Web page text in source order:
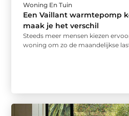
Woning En Tuin
Een Vaillant warmtepomp
maak je het verschil
Steeds meer mensen kiezen
woning om zo de maandelijkse